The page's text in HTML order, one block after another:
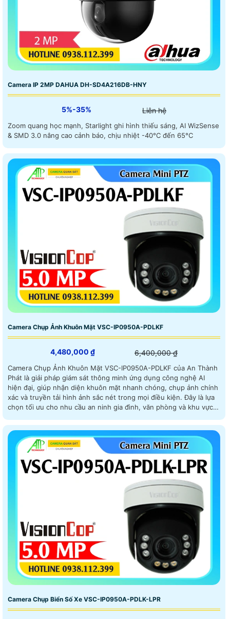
Camera IP 2MP DAHUA DH-SD4A216DB-HNY
5%-35% Liên hệ
Zoom quang học mạnh, Starlight ghi hình thiếu sáng, AI WizSense
& SMD 3.0 nâng cao cảnh báo, chịu nhiệt -40°C đến 65°C
Camera Chụp Ảnh Khuôn Mặt VSC-IP0950A-PDLKF
4,480,000 ₫ 6,400,000 ₫
Camera Chụp Ảnh Khuôn Mặt VSC-IP0950A-PDLKF của An Thành
Phát là giải pháp giám sát thông minh ứng dụng công nghệ AI
hiện đại, giúp nhận diện khuôn mặt nhanh chóng, chụp ảnh chính
xác và truyền tải hình ảnh sắc nét trong mọi điều kiện. Đây là lựa
chọn tối ưu cho nhu cầu an ninh gia đình, văn phòng và khu vực
Camera Chụp Biển Số Xe VSC-IP0950A-PDLK-LPR